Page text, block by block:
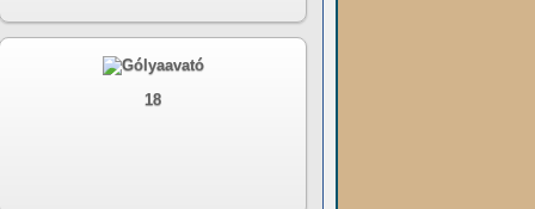
18